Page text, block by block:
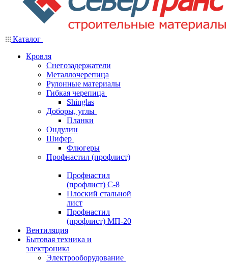
Каталог
Кровля
Снегозадержатели
Металлочерепица
Рулонные материалы
Гибкая черепица
Shinglas
Доборы, углы
Планки
Ондулин
Шифер
Флюгеры
Профнастил (профлист)
Профнастил
(профлист) С-8
Плоский стальной
лист
Профнастил
(профлист) МП-20
Вентиляция
Бытовая техника и
электроника
Электрооборудование